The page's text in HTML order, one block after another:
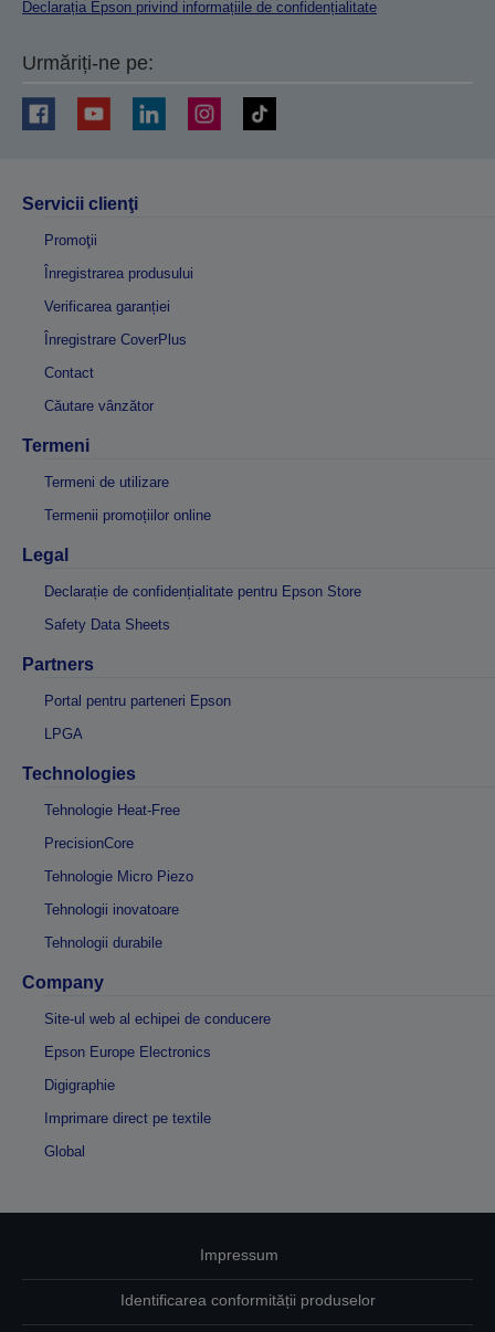
Declarația Epson privind informațiile de confidențialitate
Urmăriți-ne pe:
Servicii clienţi
Promoţii
Înregistrarea produsului
Verificarea garanției
Înregistrare CoverPlus
Contact
Căutare vânzător
Termeni
Termeni de utilizare
Termenii promoțiilor online
Legal
Declarație de confidențialitate pentru Epson Store
Safety Data Sheets
Partners
Portal pentru parteneri Epson
LPGA
Technologies
Tehnologie Heat-Free
PrecisionCore
Tehnologie Micro Piezo
Tehnologii inovatoare
Tehnologii durabile
Company
Site-ul web al echipei de conducere
Epson Europe Electronics
Digigraphie
Imprimare direct pe textile
Global
Impressum
Identificarea conformității produselor